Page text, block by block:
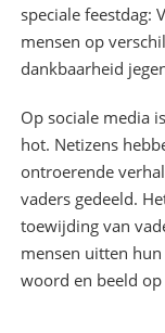
speciale feestdag:
mensen op
dankbaarheid
Op sociale media
hot. Netizens
ontroerende
vaders gedeeld.
toewijding van
mensen uitten
woord en beeld